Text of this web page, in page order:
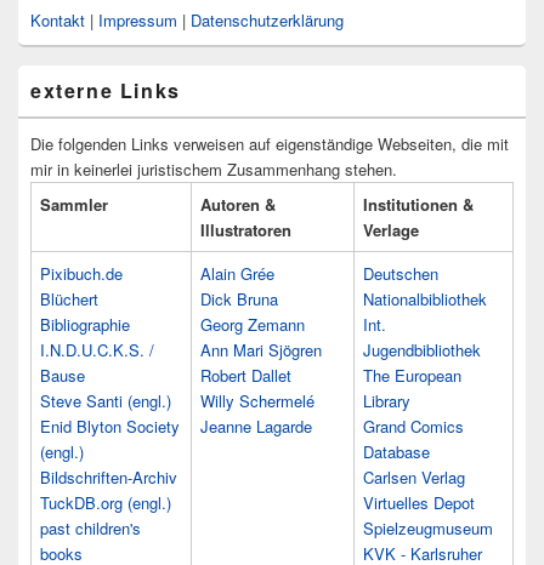
Kontakt | Impressum | Datenschutzerklärung
externe Links
Die folgenden Links verweisen auf eigenständige Webseiten, die mit
mir in keinerlei juristischem Zusammenhang stehen.
Sammler
Autoren &
Illustratoren
Institutionen &
Verlage
Pixibuch.de
Blüchert
Bibliographie
I.N.D.U.C.K.S. /
Bause
Steve Santi (engl.)
Enid Blyton Society
(engl.)
Bildschriften-Archiv
TuckDB.org (engl.)
past children's
books
Alain Grée
Dick Bruna
Georg Zemann
Ann Mari Sjögren
Robert Dallet
Willy Schermelé
Jeanne Lagarde
Deutschen
Nationalbibliothek
Int.
Jugendbibliothek
The European
Library
Grand Comics
Database
Carlsen Verlag
Virtuelles Depot
Spielzeugmuseum
KVK - Karlsruher